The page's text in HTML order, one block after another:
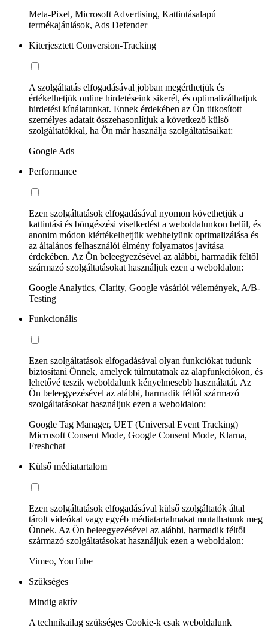
Meta-Pixel, Microsoft Advertising, Kattintásalapú
termékajánlások, Ads Defender
Kiterjesztett Conversion-Tracking
A szolgáltatás elfogadásával jobban megérthetjük és
értékelhetjük online hirdetéseink sikerét, és optimalizálhatjuk
hirdetési kínálatunkat. Ennek érdekében az Ön titkosított
személyes adatait összehasonlítjuk a következő külső
szolgáltatókkal, ha Ön már használja szolgáltatásaikat:
Google Ads
Performance
Ezen szolgáltatások elfogadásával nyomon követhetjük a
kattintási és böngészési viselkedést a weboldalunkon belül, és
anonim módon kiértékelhetjük webhelyünk optimalizálása és
az általános felhasználói élmény folyamatos javítása
érdekében. Az Ön beleegyezésével az alábbi, harmadik féltől
származó szolgáltatásokat használjuk ezen a weboldalon:
Google Analytics, Clarity, Google vásárlói vélemények, A/B-
Testing
Funkcionális
Ezen szolgáltatások elfogadásával olyan funkciókat tudunk
biztosítani Önnek, amelyek túlmutatnak az alapfunkciókon, és
lehetővé teszik weboldalunk kényelmesebb használatát. Az
Ön beleegyezésével az alábbi, harmadik féltől származó
szolgáltatásokat használjuk ezen a weboldalon:
Google Tag Manager, UET (Universal Event Tracking)
Microsoft Consent Mode, Google Consent Mode, Klarna,
Freshchat
Külső médiatartalom
Ezen szolgáltatások elfogadásával külső szolgáltatók által
tárolt videókat vagy egyéb médiatartalmakat mutathatunk meg
Önnek. Az Ön beleegyezésével az alábbi, harmadik féltől
származó szolgáltatásokat használjuk ezen a weboldalon:
Vimeo, YouTube
Szükséges
Mindig aktív
A technikailag szükséges Cookie-k csak weboldalunk